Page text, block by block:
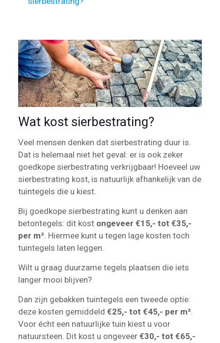
Wat kost sierbestrating?
Veel mensen denken dat sierbestrating duur is.
Dat is helemaal niet het geval: er is ook zeker
goedkope sierbestrating verkrijgbaar! Hoeveel uw
sierbestrating kost, is natuurlijk afhankelijk van de
tuintegels die u kiest.
Bij goedkope sierbestrating kunt u denken aan
betontegels: dit kost ongeveer €15,- tot €35,-
per m². Hiermee kunt u tegen lage kosten toch
tuintegels laten leggen.
Wilt u graag duurzame tegels plaatsen die iets
langer mooi blijven?
Dan zijn gebakken tuintegels een tweede optie:
deze kosten gemiddeld €25,- tot €45,- per m².
Voor écht een natuurlijke tuin kiest u voor
natuursteen. Dit kost u ongeveer €30,- tot €65,-